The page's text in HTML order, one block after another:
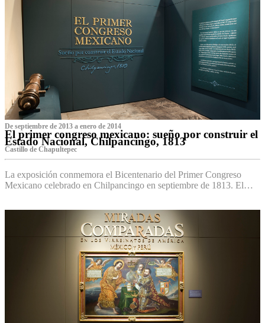
De septiembre de 2013 a enero de 2014
El primer congreso mexicano: sueño por construir el
Estado Nacional, Chilpancingo, 1813
Castillo de Chapultepec
La exposición conmemora el Bicentenario del Primer Congreso
Mexicano celebrado en Chilpancingo en septiembre de 1813. El…